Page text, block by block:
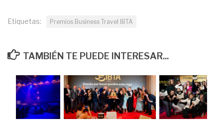
Etiquetas: Premios Business Travel IBTA
TAMBIÉN TE PUEDE INTERESAR...